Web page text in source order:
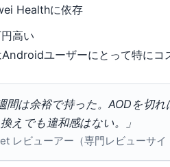
Healthに依存
高い
ユーザーにとって特に
間は余裕で持った。AODを切
えでも違和感はない。」
レビューアー（専門レビューサイ